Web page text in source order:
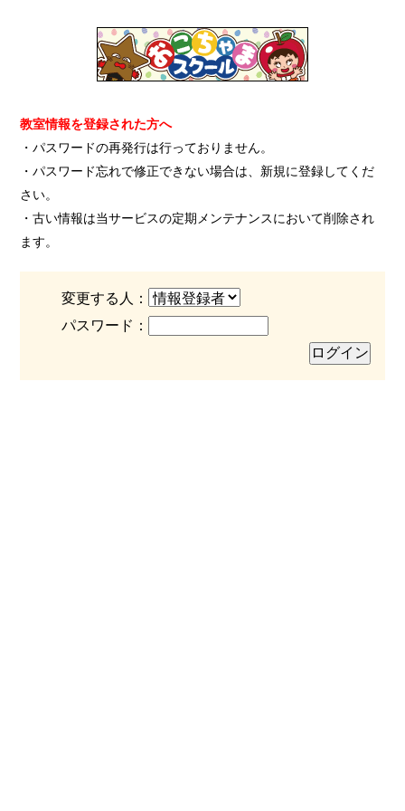
教室情報を登録された方へ
・パスワードの再発行は行っておりません。
・パスワード忘れで修正できない場合は、新規に登録してくだ
さい。
・古い情報は当サービスの定期メンテナンスにおいて削除され
ます。
変更する人：
パスワード：